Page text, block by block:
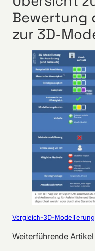
Bewertung
zur 3D-
Vergleich-3D-
Weiterführende